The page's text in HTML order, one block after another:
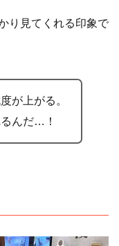
り見てくれる印象で
が上がる。
んだ…！